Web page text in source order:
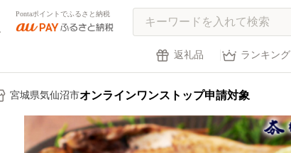
Pontaポイントでふるさと納税
返礼品 ランキング
宮城県気仙沼市オンラインワンストップ申請対象